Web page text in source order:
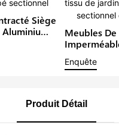
Siège
Aluminium
Jardin
Meubles De
Ensembles De
Canapé En
Jardin En
Sectionnel
Enquête
Produit Détail